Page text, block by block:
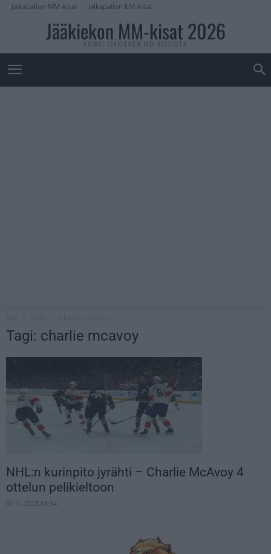
Jalkapallon MM-kisat Jalkapallon EM-kisat
Jääkiekon MM-kisat 2026
KAIKKI JÄÄKIEKON MM-KISOISTA
Tagi: charlie mcavoy
NHL:n kurinpito jyrähti – Charlie McAvoy 4
ottelun pelikieltoon
01.11.2023 08:34